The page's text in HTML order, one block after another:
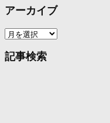
アーカイブ
ア
カ
記事検索